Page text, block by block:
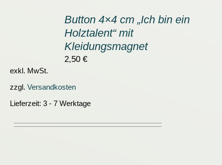
Button 4×4 cm „Ich bin ein
Holztalent“ mit
Kleidungsmagnet
2,50€
exkl. MwSt.
zzgl. Versandkosten
Lieferzeit: 3 - 7 Werktage